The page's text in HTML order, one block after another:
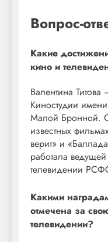
Вопрос-
Какие
кино и
Валентина Титова
Киностудии
Малой Бронной.
известных
верит» и
работала
телевидении
Какими
отмечена за
телевидении?